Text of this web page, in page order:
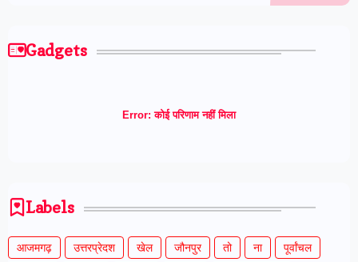
Gadgets
Error: कोई परिणाम नहीं मिला
Labels
आजमगढ़ उत्तरप्रेदश खेल जौनपुर तो ना पूर्वांचल